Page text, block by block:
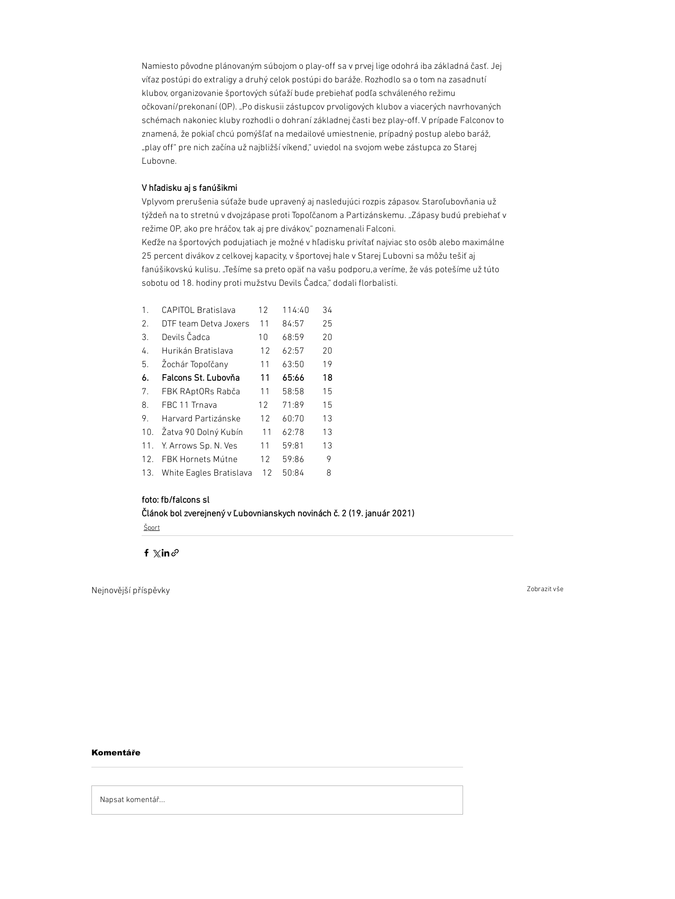
Namiesto pôvodne plánovaným súbojom o play-off sa v prvej lige odohrá iba základná časť. Jej
víťaz postúpi do extraligy a druhý celok postúpi do baráže. Rozhodlo sa o tom na zasadnutí
klubov, organizovanie športových súťaží bude prebiehať podľa schváleného režimu
očkovaní/prekonaní (OP). „Po diskusii zástupcov prvoligových klubov a viacerých navrhovaných
schémach nakoniec kluby rozhodli o dohraní základnej časti bez play-off. V prípade Falconov to
znamená, že pokiaľ chcú pomýšľať na medailové umiestnenie, prípadný postup alebo baráž,
„play off“ pre nich začína už najbližší víkend,“ uviedol na svojom webe zástupca zo Starej
Ľubovne.
V hľadisku aj s fanúšikmi
Vplyvom prerušenia súťaže bude upravený aj nasledujúci rozpis zápasov. Staroľubovňania už
týždeň na to stretnú v dvojzápase proti Topoľčanom a Partizánskemu. „Zápasy budú prebiehať v
režime OP, ako pre hráčov, tak aj pre divákov,“ poznamenali Falconi.
Keďže na športových podujatiach je možné v hľadisku privítať najviac sto osôb alebo maximálne
25 percent divákov z celkovej kapacity, v športovej hale v Starej Ľubovni sa môžu tešiť aj
fanúšikovskú kulisu. „Tešíme sa preto opäť na vašu podporu,a veríme, že vás potešíme už túto
sobotu od 18. hodiny proti mužstvu Devils Čadca,“ dodali florbalisti.
1.	CAPITOL Bratislava	        12	114:40	34
2.	DTF team Detva Joxers     11	84:57	25
3.	Devils Čadca	                  10	68:59	20
4.	Hurikán Bratislava	         12	62:57	20
5.	Žochár Topoľčany	         11	63:50	19
6.	Falcons St. Ľubovňa	         11	65:66	18
7.	FBK RAptORs Rabča	         11	58:58	15
8.	FBC 11 Trnava 	                  12	71:89	15
9.	Harvard Partizánske	         12	60:70	13
10.	Žatva 90 Dolný Kubín	11	62:78	13
11.	Y. Arrows Sp. N. Ves	         11	59:81	13
12.	FBK Hornets Mútne	         12	59:86	  9
13.	White Eagles Bratislava	12	50:84	  8
foto: fb/falcons sl
Článok bol zverejnený v Ľubovnianskych novinách č. 2 (19. január 2021)
Šport
Nejnovější příspěvky Zobrazit vše
Komentáře
Napsat komentář...